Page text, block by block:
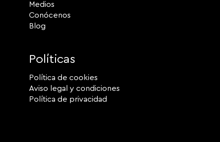
Medios
Conócenos
Blog
Políticas
Política de cookies
Aviso legal y condiciones
Política de privacidad